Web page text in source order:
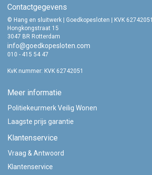
Contactgegevens
© Hang en sluitwerk | Goedkopesloten | KVK 62742051
Hongkongstraat 15
3047 BR Rotterdam
info@goedkopesloten.com
010 - 415 54 47
KvK nummer: KVK 62742051
Meer informatie
Politiekeurmerk Veilig Wonen
Laagste prijs garantie
Klantenservice
Vraag & Antwoord
Klantenservice